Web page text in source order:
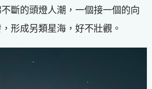
斷的頭燈人潮，一個接一個的向
形成另類星海，好不壯觀。